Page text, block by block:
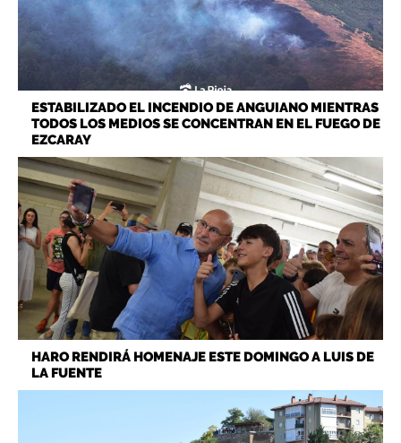
ESTABILIZADO EL INCENDIO DE ANGUIANO MIENTRAS
TODOS LOS MEDIOS SE CONCENTRAN EN EL FUEGO DE
EZCARAY
HARO RENDIRÁ HOMENAJE ESTE DOMINGO A LUIS DE
LA FUENTE